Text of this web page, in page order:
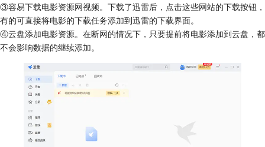
③容易下载电影资源网视频。下载了迅雷后，点击这些网站的下载按钮，
有的可直接将电影的下载任务添加到迅雷的下载界面。
④云盘添加电影资源。在断网的情况下，只要提前将电影添加到云盘，都
不会影响数据的继续添加。